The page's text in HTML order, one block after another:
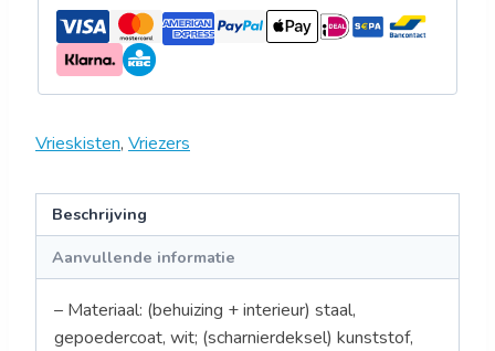
Vrieskisten, Vriezers
Beschrijving
Aanvullende informatie
– Materiaal: (behuizing + interieur) staal,
gepoedercoat, wit; (scharnierdeksel) kunststof,